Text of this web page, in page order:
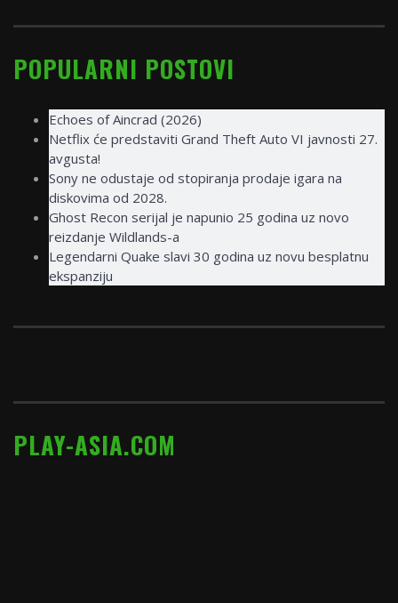
POPULARNI POSTOVI
Echoes of Aincrad (2026)
Netflix će predstaviti Grand Theft Auto VI javnosti 27.
avgusta!
Sony ne odustaje od stopiranja prodaje igara na
diskovima od 2028.
Ghost Recon serijal je napunio 25 godina uz novo
reizdanje Wildlands-a
Legendarni Quake slavi 30 godina uz novu besplatnu
ekspanziju
PLAY-ASIA.COM